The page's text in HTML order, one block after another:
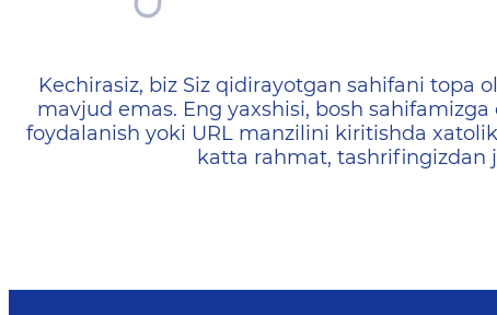
404 — Страница не
Kechirasiz, biz Siz qidirayotgan sahifani topa
mavjud emas. Eng yaxshisi, bosh
foydalanish yoki URL manzilini kiritishda
katta rahmat, tashrifingizdan